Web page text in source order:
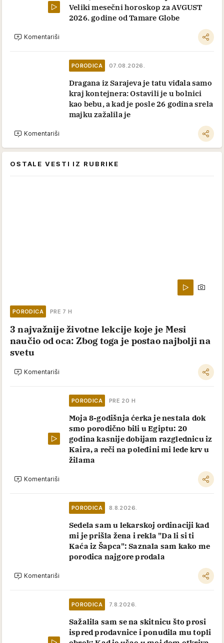
Veliki mesečni horoskop za AVGUST
2026. godine od Tamare Globe
Komentariši
PORODICA 07.08.2026.
Dragana iz Sarajeva je tatu viđala samo
kraj kontejnera: Ostavili je u bolnici
kao bebu, a kad je posle 26 godina srela
majku zažalila je
Komentariši
OSTALE VESTI IZ RUBRIKE
PORODICA PRE 7 H
3 najvažnije životne lekcije koje je Mesi
naučio od oca: Zbog toga je postao najbolji na
svetu
Komentariši
PORODICA PRE 20 H
Moja 8-godišnja ćerka je nestala dok
smo porodično bili u Egiptu: 20
godina kasnije dobijam razglednicu iz
Kaira, a reči na poleđini mi lede krv u
žilama
Komentariši
PORODICA 8.8.2026.
Sedela sam u lekarskoj ordinaciji kad
mi je prišla žena i rekla "Da li si ti
Kaća iz Šapca": Saznala sam kako me
porodica najgore prodala
Komentariši
PORODICA 7.8.2026.
Sažalila sam se na skitnicu što prosi
ispred prodavnice i ponudila mu topli